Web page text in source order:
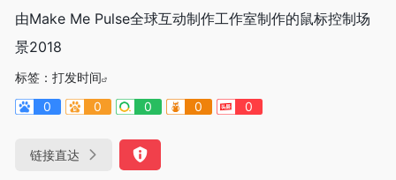
由Make Me Pulse全球互动制作工作室制作的鼠标控制场
景2018
标签： 打发时间
0
0 0 0 0
链接直达